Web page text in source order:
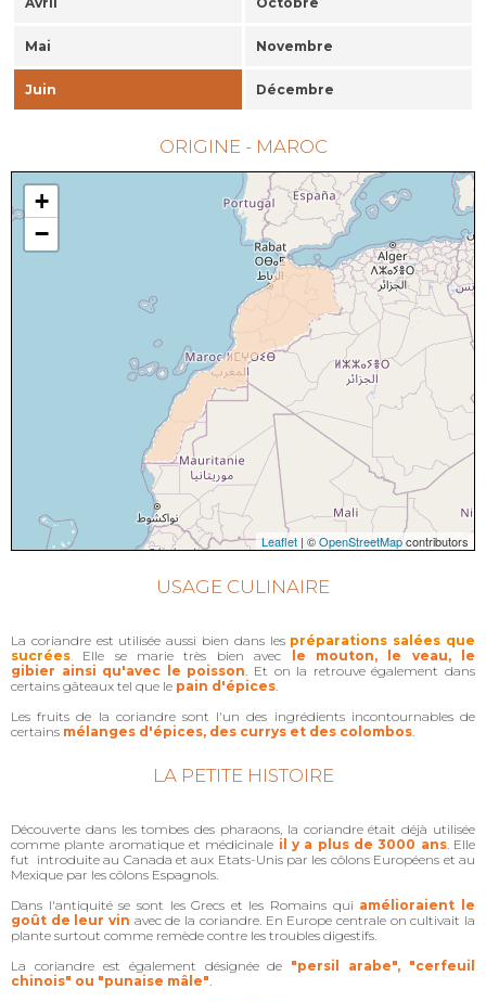
Mai Novembre
Juin Décembre
ORIGINE - MAROC
+
−
Leaflet | ©OpenStreetMapcontributors
USAGE CULINAIRE
La coriandre est utilisée aussi bien dans les préparations salées que
sucrées
Elle se marie très bien avec
le mouton, le veau, le
gibier ainsi qu'avec le poisson . Et on la retrouve également dans
certains gâteaux tel que le pain d'épices
Les fruits de la coriandre sont l'un des ingrédients incontournables de
certains mélanges d'épices, des currys et des colombos
LA PETITE HISTOIRE
Découverte dans les tombes des pharaons, la coriandre était déjà utilisée
comme plante aromatique et médicinale il y a plus de 3000 ans. Elle
fut introduite au Canada et aux Etats-Unis par les côlons Européens et au
Mexique par les côlons Espagnols.
Dans l'antiquité se sont les Grecs et les Romains qui amélioraient le
goût de leur vin avec de la coriandre. En Europe centrale on cultivait la
plante surtout comme remède contre les troubles digestifs.
La coriandre est également désignée de "persil arabe", "cerfeuil
chinois" ou "punaise mâle".